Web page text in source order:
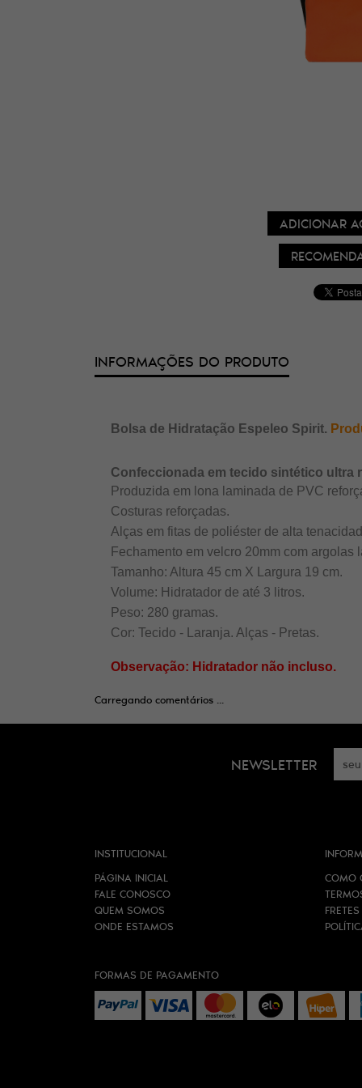
ADICIONAR
INFORMAÇÕES DO PRODUTO
Bolsa de Hidratação Espeleo Spirit.
Confeccionada em tecido sintético ultra
Produzida em lona laminada de PVC
Costuras reforçadas.
Alças em fitas de poliéster de alta
Fechamento em velcro 20mm com argolas
Tamanho: Altura 45 cm X Largura 19 cm.
Volume: Hidratador de até 3 litros.
Peso: 280 gramas.
Cor: Tecido - Laranja. Alças - Pretas.
Observação: Hidratador não incluso.
Carregando comentários ...
NEWSLETTER
INSTITUCIONAL
PÁGINA INICIAL
FALE CONOSCO
QUEM SOMOS
ONDE ESTAMOS
COMO
FORMAS DE PAGAMENTO